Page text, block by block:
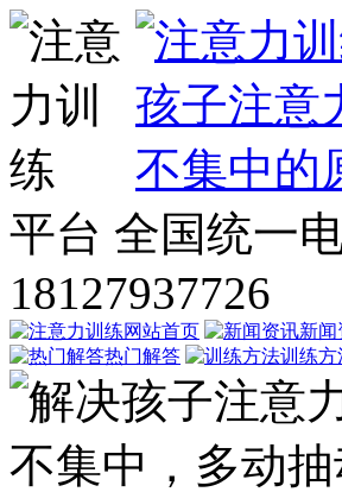
平台 全国统一
18127937726
网站首页 新闻
热门解答
训练方